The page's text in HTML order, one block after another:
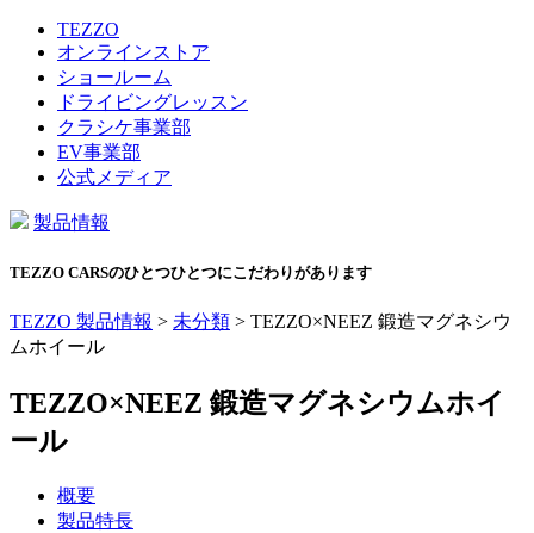
TEZZO
オンラインストア
ショールーム
ドライビングレッスン
クラシケ事業部
EV事業部
公式メディア
製品情報
TEZZO CARSのひとつひとつにこだわりがあります
TEZZO 製品情報 > 未分類 > TEZZO×NEEZ 鍛造マグネシウ
ムホイール
TEZZO×NEEZ 鍛造マグネシウムホイ
ール
概要
製品特長